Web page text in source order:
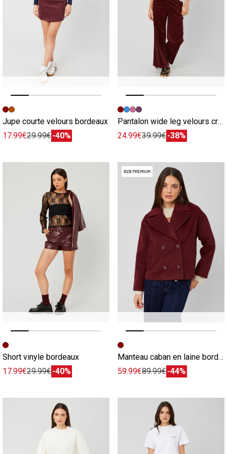
Image précédente
Image suivante
Jupe courte velours bordeaux
17.99€29.99€-40%
Image précédente
Image suivante
Pantalon wide leg velours cropped bordeaux
24.99€39.99€-38%
Image précédente
Image suivante
Short vinyle bordeaux
17.99€29.99€-40%
Image précédente
Image suivante
Manteau caban en laine bordeaux
59.99€89.99€-44%